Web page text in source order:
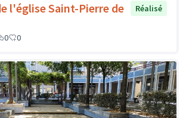
l'église Saint-Pierre de
Réalisé
0 0